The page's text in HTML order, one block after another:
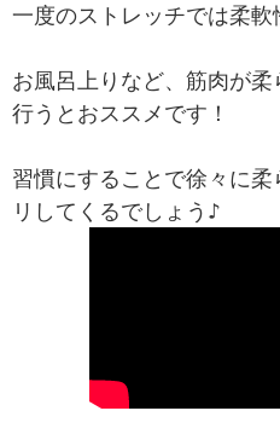
一度のストレッチでは柔軟
お風呂上りなど、筋肉が
行うとおススメです！
習慣にすることで徐々に